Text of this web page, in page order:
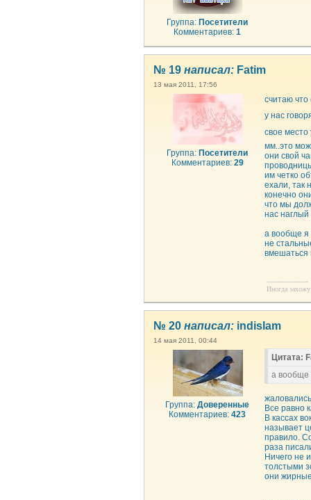
Группа: Посетители
Комментариев:1
№ 19 написал: Fatim
13 мая 2011, 17:56
Группа: Посетители
Комментариев: 29
считаю
у нас
свое место
мм..это
они свой
им четко
ехали, так
конечно
что мы
нас
а вообще я
не
вмешаться
--------------------
Иногда
№ 20 написал: indislam
14 мая 2011, 00:44
Группа:Доверенные
Комментариев:423
Цитата:
а вообще
Все равно
В кассах
называет
правило.
раза
Ничего не
толстыми
они